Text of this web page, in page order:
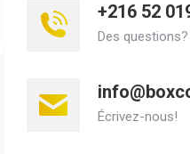
+216 52
Des
Écrivez-nous!